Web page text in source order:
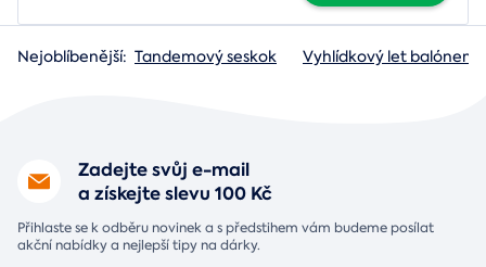
Nejoblíbenější: Tandemový seskok Vyhlídkový let balónem
Zadejte svůj e-mail
a získejte slevu 100 Kč
Přihlaste se k odběru novinek a s předstihem vám budeme posílat
akční nabídky a nejlepší tipy na dárky.